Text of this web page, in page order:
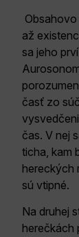
Obsahovo
až
sa jeho
časť zo
čas. V nej
ticha, kam
hereckých
sú vtipné.
Na druhej
herečkách